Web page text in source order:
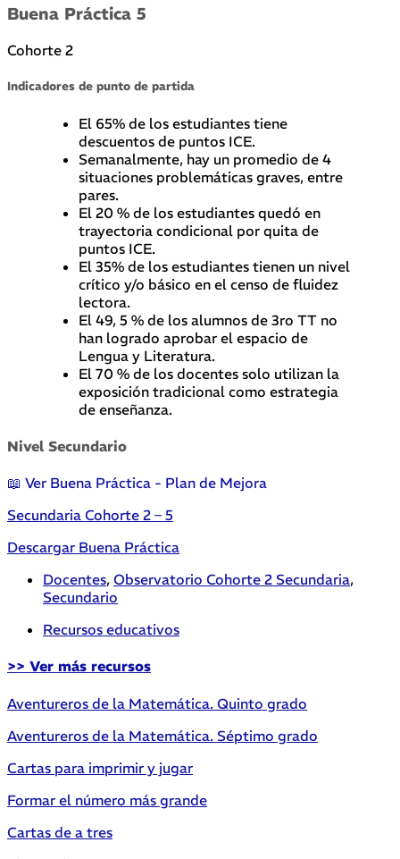
Buena Práctica 5
Cohorte 2
Indicadores de punto de partida
El 65% de los estudiantes tiene
descuentos de puntos ICE.
Semanalmente, hay un promedio de 4
situaciones problemáticas graves, entre
pares.
El 20 % de los estudiantes quedó en
trayectoria condicional por quita de
puntos ICE.
El 35% de los estudiantes tienen un nivel
crítico y/o básico en el censo de fluidez
lectora.
El 49, 5 % de los alumnos de 3ro TT no
han logrado aprobar el espacio de
Lengua y Literatura.
El 70 % de los docentes solo utilizan la
exposición tradicional como estrategia
de enseñanza.
Nivel Secundario
📖 Ver Buena Práctica - Plan de Mejora
Secundaria Cohorte 2 – 5
Descargar Buena Práctica
Docentes, Observatorio Cohorte 2 Secundaria,
Secundario
Recursos educativos
>> Ver más recursos
Aventureros de la Matemática. Quinto grado
Aventureros de la Matemática. Séptimo grado
Cartas para imprimir y jugar
Formar el número más grande
Cartas de a tres